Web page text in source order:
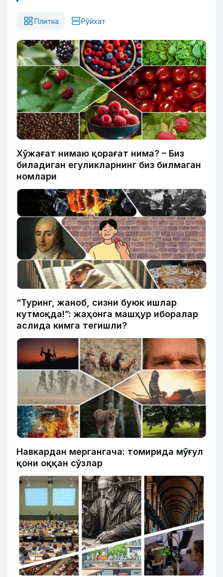
Плитка Рўйхат
Хўжағат нимаю қорағат нима? – Биз
биладиган егуликларнинг биз билмаган
номлари
“Туринг, жаноб, сизни буюк ишлар
кутмоқда!”: жаҳонга машҳур иборалар
аслида кимга тегишли?
Навкардан мергангача: томирида мўғул
қони оққан сўзлар